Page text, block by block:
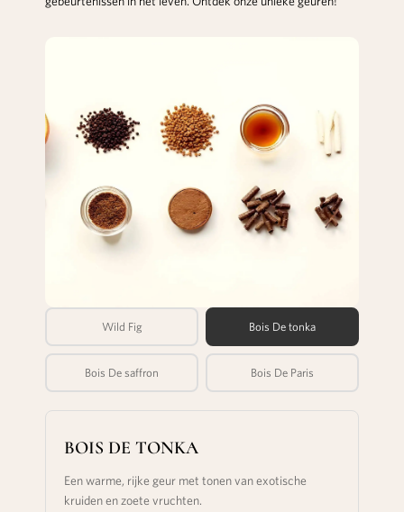
Wild Fig Bois De tonka
Bois De saffron Bois De Paris
BOIS DE TONKA
Een warme, rijke geur met tonen van exotische
kruiden en zoete vruchten.